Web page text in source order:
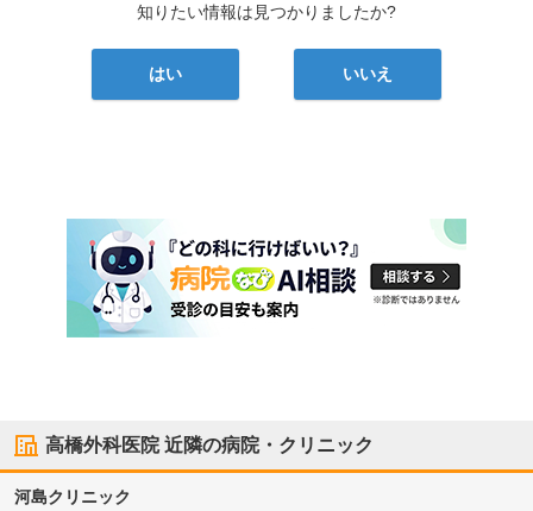
知りたい情報は見つかりましたか?
はい いいえ
高橋外科医院近隣の病院・クリニック
河島クリニック